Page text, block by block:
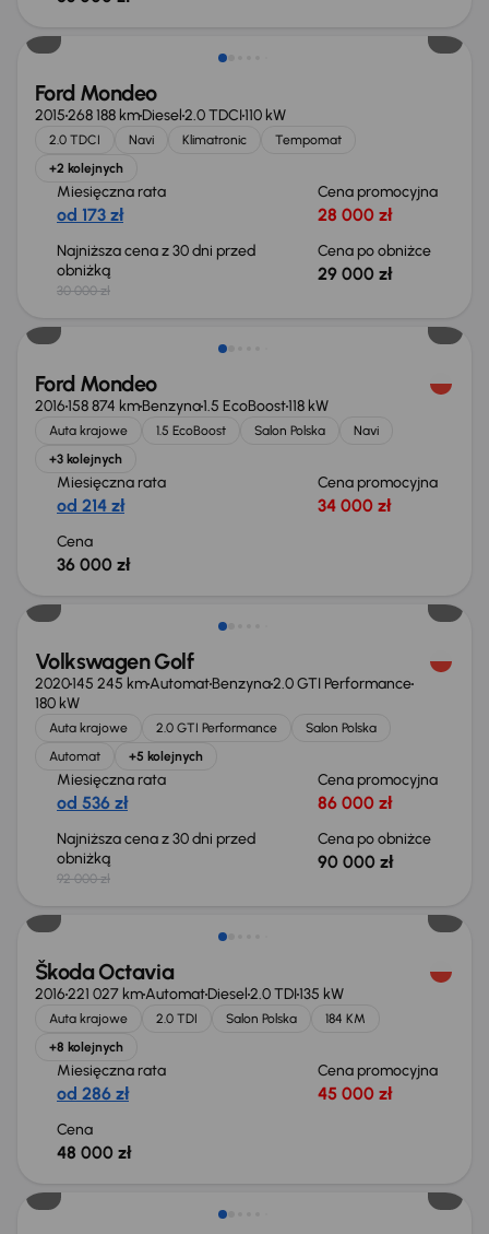
Taniej o 1 000 zł
Ford Mondeo
2015268 188 kmDiesel2.0 TDCI110 kW
2.0 TDCI Navi Klimatronic
Tempomat
+2 kolejnych
Miesięczna rata
od 173 zł
Cena promocyjna
28 000 zł
Najniższa cena z 30 dni przed
obniżką
30 000 zł
Cena po obniżce
29 000 zł
Ford Mondeo
2016158 874 kmBenzyna1.5 EcoBoost118 kW
Auta krajowe 1.5 EcoBoost Salon Polska
Navi
+3 kolejnych
Miesięczna rata
od 214 zł
Cena promocyjna
34 000 zł
Cena
36 000 zł
Taniej o 2 000 zł
Volkswagen Golf
2020145 245 kmAutomatBenzyna2.0 GTI Performance
180 kW
Auta krajowe 2.0 GTI Performance
Salon Polska
Automat
+5 kolejnych
Miesięczna rata
od 536 zł
Cena promocyjna
86 000 zł
Najniższa cena z 30 dni przed
obniżką
92 000 zł
Cena po obniżce
90 000 zł
Škoda Octavia
2016221 027 kmAutomatDiesel2.0 TDI135 kW
Auta krajowe 2.0 TDI Salon Polska
184 KM
+8 kolejnych
Miesięczna rata
od 286 zł
Cena promocyjna
45 000 zł
Cena
48 000 zł
Od nowego taniej o 36 775 zł